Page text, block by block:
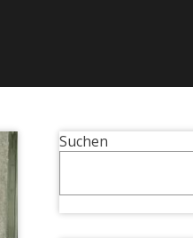
Suchen